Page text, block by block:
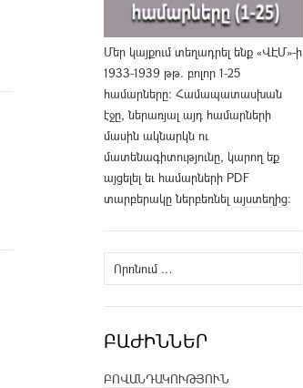
Մեր կայքում տեղադրել ենք «ՎԷՄ»-ի
1933-1939 թթ. բոլոր 1-25
համարները։ Համապատասխան
էջը, ներառյալ այդ համարների
մասին ակնարկն ու
մատենագիտությունը, կարող եք
այցելել եւ համարների PDF
տարբերակը ներբեռնել այստեղից։
Որոնել՝
ԲԱԺԻՆՆԵՐ
ԲՈՎԱՆԴԱԿՈՒԹՅՈՒՆ